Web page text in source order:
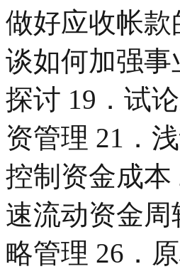
做好应收帐款
谈如何加强
探讨 19．试
资管理 21．
控制资金成本
速流动资金
略管理 26．